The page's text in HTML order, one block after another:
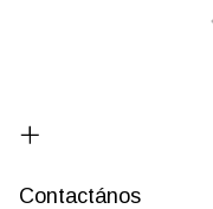
Contactános